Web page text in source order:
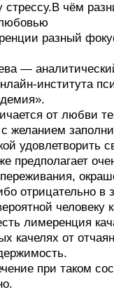
стрессу.В чём
разный
—
института
от любви
желанием
удовлетворить
предполагает
отрицательно в
человеку
лимеренция
качелях от
при таком